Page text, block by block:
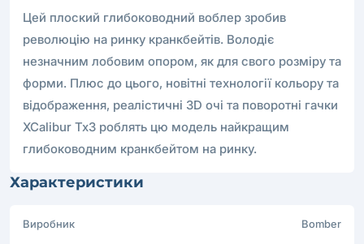
Цей плоский глибоководний воблер зробив
революцію на ринку кранкбейтів. Володіє
незначним лобовим опором, як для свого розміру та
форми. Плюс до цього, новітні технології кольору та
відображення, реалістичні 3D очі та поворотні гачки
XCalibur Tx3 роблять цю модель найкращим
глибоководним кранкбейтом на ринку.
Характеристики
Виробник Bomber